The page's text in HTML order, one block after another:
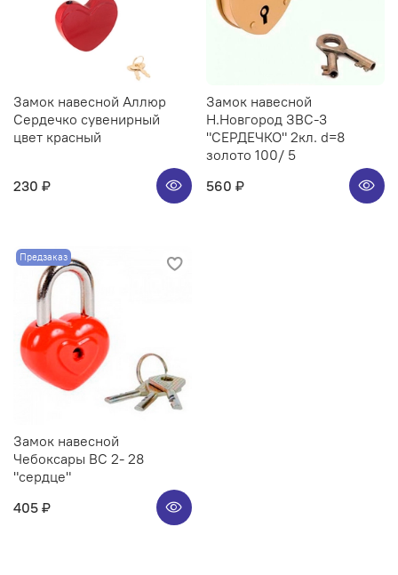
Замок навесной Аллюр
Сердечко сувенирный
цвет красный
230 ₽
Замок навесной
Н.Новгород ЗВС-3
"СЕРДЕЧКО" 2кл. d=8
золото 100/ 5
560 ₽
Предзаказ
Замок навесной
Чебоксары ВС 2- 28
"сердце"
405 ₽